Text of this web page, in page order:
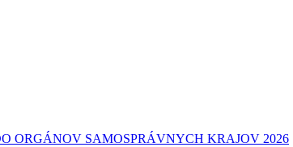
ORGÁNOV SAMOSPRÁVNYCH KRAJOV 2026